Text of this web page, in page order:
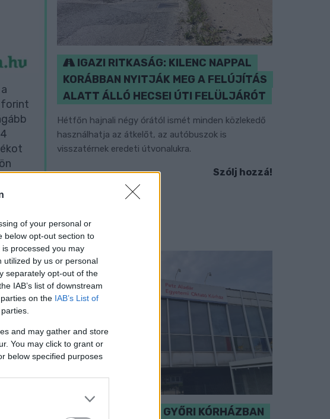
of your personal or
below opt-out section to
processed you may
utilized by us or personal
separately opt-out of the
IAB’s list of downstream
on the IAB’s List of
and may gather and store
You may click to grant or
below specified purposes
forint
IGAZI RITKASÁG: KILENC NAPPAL
KORÁBBAN NYITJÁK MEG A FELÚJÍTÁS
ALATT ÁLLÓ HECSEI ÚTI FELÜLJÁRÓT
Hétfőn hajnali négy órától ismét minden közlekedő
használhatja az átkelőt, az autóbuszok is
visszatérnek eredeti útvonalukra.
Szólj hozzá!
KICSERÉLTÉK A GYŐRI KÓRHÁZBAN